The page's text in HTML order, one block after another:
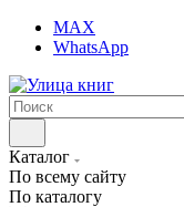
MAX
WhatsApp
Каталог
По всему сайту
По каталогу